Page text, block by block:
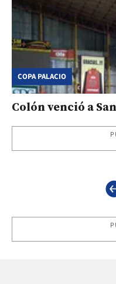
COPA PALACIO
Colón venció a